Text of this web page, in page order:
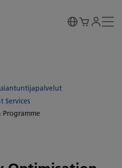
Services